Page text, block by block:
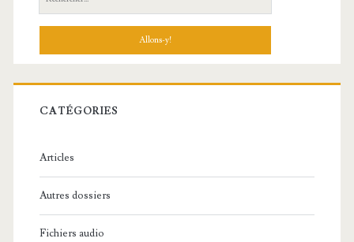
e
h
r
c
:
CATÉGORIES
Articles
Autres dossiers
Fichiers audio